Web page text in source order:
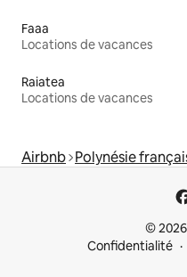
Faaa
Locations de vacances
Raiatea
Locations de vacances
Airbnb Polynésie
©
Confidentialité